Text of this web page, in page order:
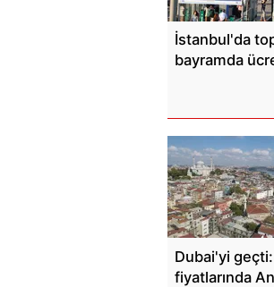
İstanbul'da
bayramda
Dubai'yi
fiyatlarında